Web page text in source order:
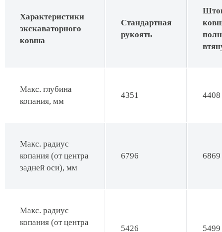
Характеристики
экскаваторного
ковша
Стандартная
рукоять
Макс. глубина
копания, мм
4351 4408
Макс. радиус
копания (от центра
задней оси), мм
6796 6869
Макс. радиус
копания (от центра
5426 5499